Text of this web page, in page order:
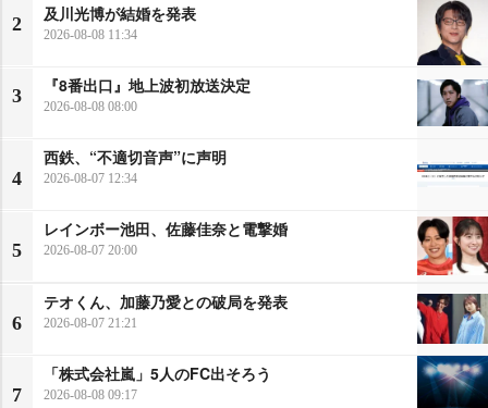
2
及川光博が結婚を発表
2026-08-08 11:34
3
『8番出口』地上波初放送決定
2026-08-08 08:00
4
西鉄、“不適切音声”に声明
2026-08-07 12:34
5
レインボー池田、佐藤佳奈と電撃婚
2026-08-07 20:00
6
テオくん、加藤乃愛との破局を発表
2026-08-07 21:21
7
「株式会社嵐」5人のFC出そろう
2026-08-08 09:17